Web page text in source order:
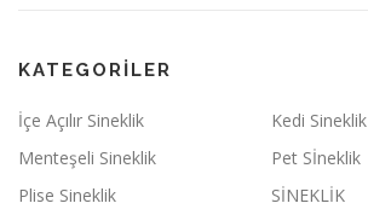
KATEGORILER
İçe Açılır Sineklik
Kedi Sineklik
Menteşeli Sineklik
Pet Sİneklik
Plise Sineklik
SİNEKLİK